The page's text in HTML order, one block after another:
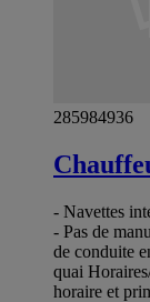
285984936
- Navettes
- Pas de
de conduite
quai
horaire et